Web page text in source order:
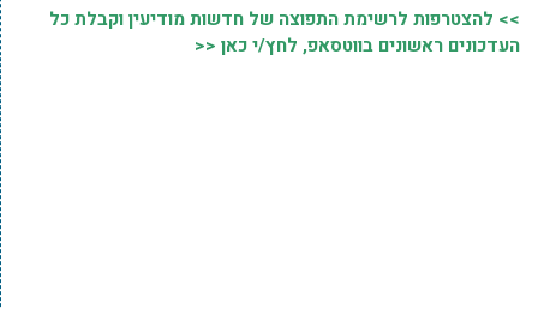
>> להצטרפות לרשימת התפוצה של חדשות מודיעין וקבלת כל
העדכונים ראשונים בווטסאפ, לחץ/י כאן <<